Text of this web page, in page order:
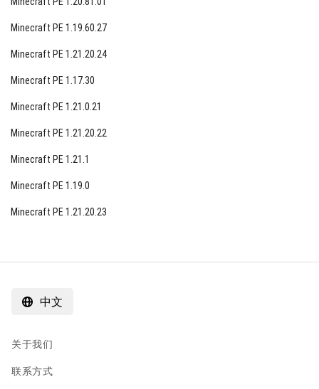
Minecraft PE 1.19.60.27
Minecraft PE 1.21.20.24
Minecraft PE 1.17.30
Minecraft PE 1.21.0.21
Minecraft PE 1.21.20.22
Minecraft PE 1.21.1
Minecraft PE 1.19.0
Minecraft PE 1.21.20.23
中文
关于我们
联系方式